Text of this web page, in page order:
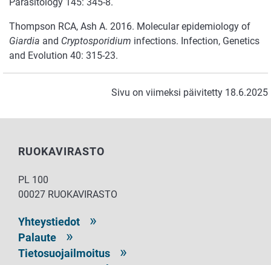
Thompson RCA, Ash A. 2016. Molecular epidemiology of
Giardia and Cryptosporidium infections. Infection, Genetics
and Evolution 40: 315-23.
Sivu on viimeksi päivitetty 18.6.2025
RUOKAVIRASTO
PL 100
00027 RUOKAVIRASTO
Yhteystiedot
Palaute
Tietosuojailmoitus